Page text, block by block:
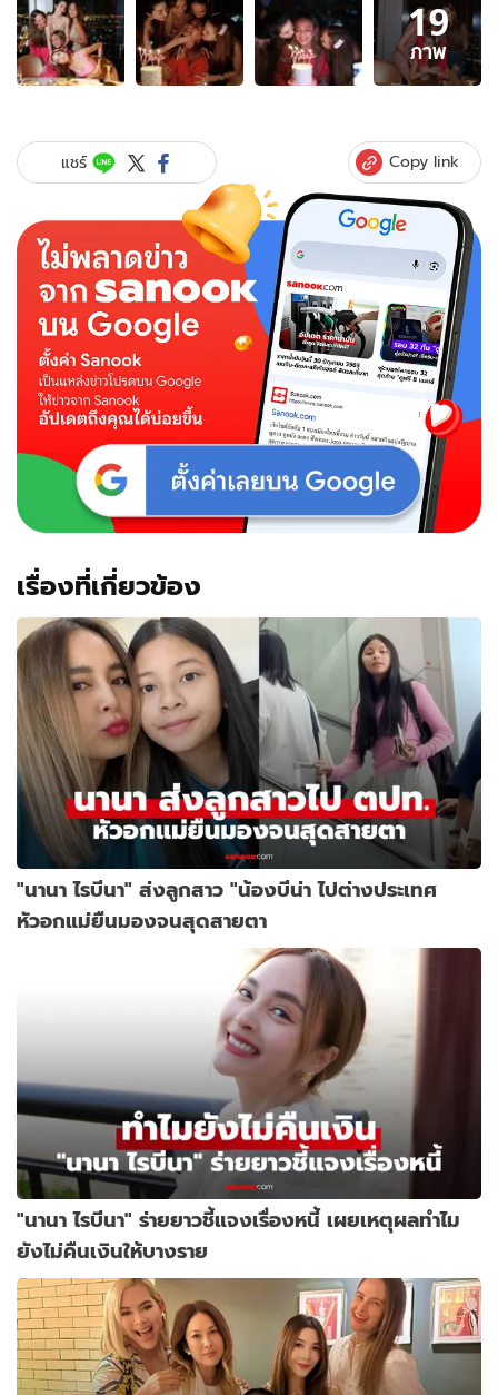
ภาพ
19
ภาพ
ของ
มิตรภาพ
"แก๊ง
รวม
ตัว
ฉลอง
เกิด
พร้อม
หน้า
19
ภาพ
แชร์ Copy link
เรื่องที่เกี่ยวข้อง
"นานา ไรบีนา" ส่งลูกสาว "น้องบีน่า ไปต่างประเทศ
หัวอกแม่ยืนมองจนสุดสายตา
"นานา ไรบีนา" ร่ายยาวชี้แจงเรื่องหนี้ เผยเหตุผลทำไม
ยังไม่คืนเงินให้บางราย